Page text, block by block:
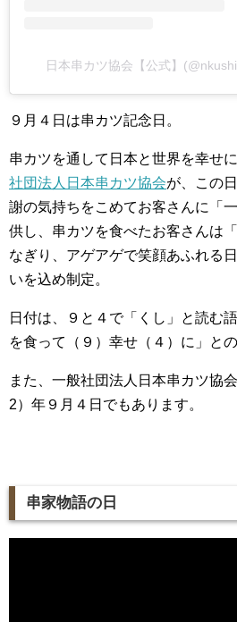
日本串カツ協会【公式】
９月４日は串カツ記念日。
串カツを通して日本と世界を幸せ
社団法人日本串カツ協会が、この
謝の気持ちをこめてお客さんに「
供し、串カツを食べたお客さんは
なぎり、アゲアゲで笑顔あふれる
いを込め制定。
日付は、９と４で「くし」と読む
を食って（９）幸せ（４）に」と
また、一般社団法人日本串カツ協
2）年９月４日でもあります。
串家物語の日